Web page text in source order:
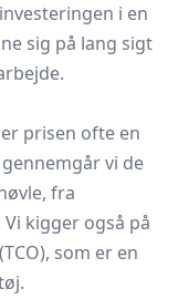
i en
sig på lang sigt
prisen ofte en
vi de
fra
kigger også på
som er en